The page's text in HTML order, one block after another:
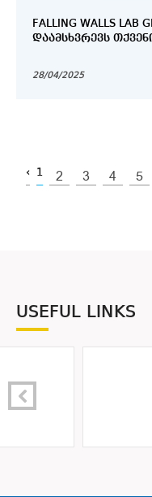
FALLING WALLS
ᲓᲐᲐᲛᲡᲮᲕᲠᲔᲕᲡ
28/04/2025
‹ 1 2 3 4 5
USEFUL LINKS